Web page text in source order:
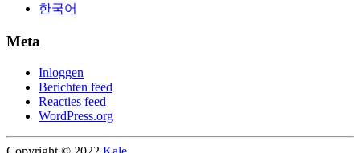
한국어
Meta
Inloggen
Berichten feed
Reacties feed
WordPress.org